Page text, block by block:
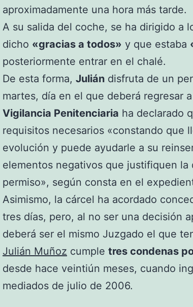
aproximadamente una hora más tarde.
A su salida del coche, se ha dirigido a
dicho «gracias a todos» y que estaba
posteriormente entrar en el chalé.
De esta forma, Julián disfruta de un
martes, día en el que deberá regresar
Vigilancia Penitenciaria ha declarado
requisitos necesarios «constando que
evolución y puede ayudarle a su
elementos negativos que justifiquen la
permiso», según consta en el
Asimismo, la cárcel ha acordado
tres días, pero, al no ser una decisión
deberá ser el mismo Juzgado el que
Julián Muñoz cumple tres condenas
desde hace veintiún meses, cuando
mediados de julio de 2006.